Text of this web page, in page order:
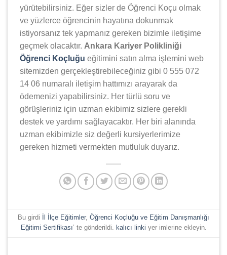
yürütebilirsiniz. Eğer sizler de Öğrenci Koçu olmak
ve yüzlerce öğrencinin hayatına dokunmak
istiyorsanız tek yapmanız gereken bizimle iletişime
geçmek olacaktır. Ankara Kariyer Polikliniği
Öğrenci Koçluğu eğitimini satın alma işlemini web
sitemizden gerçekleştirebileceğiniz gibi 0 555 072
14 06 numaralı iletişim hattımızı arayarak da
ödemenizi yapabilirsiniz. Her türlü soru ve
görüşleriniz için uzman ekibimiz sizlere gerekli
destek ve yardımı sağlayacaktır. Her biri alanında
uzman ekibimizle siz değerli kursiyerlerimize
gereken hizmeti vermekten mutluluk duyarız.
Bu girdi İl İlçe Eğitimler, Öğrenci Koçluğu ve Eğitim Danışmanlığı
Eğitimi Sertifikası’ te gönderildi. kalıcı linki yer imlerine ekleyin.